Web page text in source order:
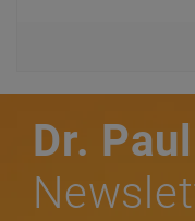
Dr.